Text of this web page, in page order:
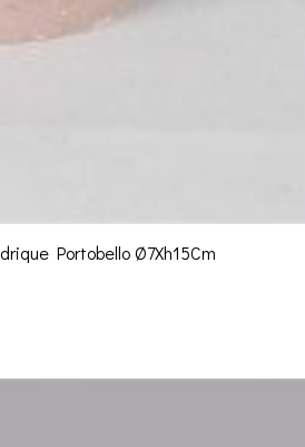
Portobello Ø7Xh15Cm